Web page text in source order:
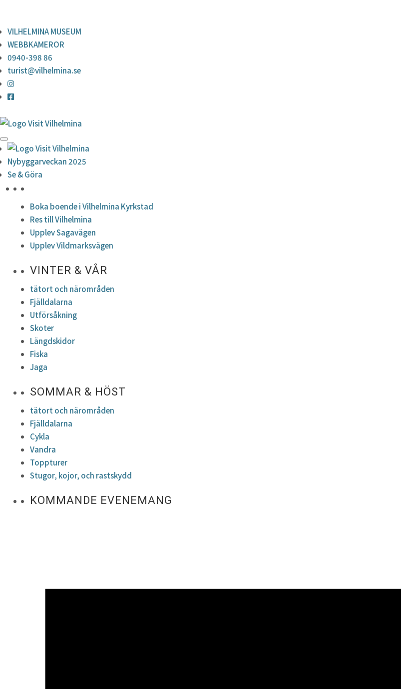
VILHELMINA MUSEUM
WEBBKAMEROR
0940-398 86
turist@vilhelmina.se
Nybyggarveckan 2025
Se & Göra
Boka boende i Vilhelmina Kyrkstad
Res till Vilhelmina
Upplev Sagavägen
Upplev Vildmarksvägen
VINTER & VÅR
tätort och närområden
Fjälldalarna
Utförsåkning
Skoter
Längdskidor
Fiska
Jaga
SOMMAR & HÖST
tätort och närområden
Fjälldalarna
Cykla
Vandra
Toppturer
Stugor, kojor, och rastskydd
KOMMANDE EVENEMANG